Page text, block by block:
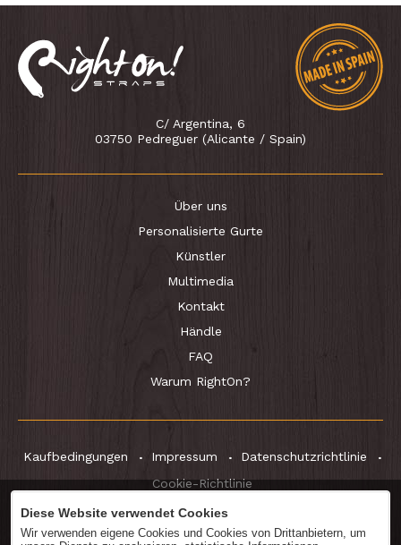
C/ Argentina, 6
03750 Pedreguer (Alicante / Spain)
Über uns
Personalisierte Gurte
Künstler
Multimedia
Kontakt
Händle
FAQ
Warum RightOn?
Kaufbedingungen Impressum
Datenschutzrichtlinie
Cookie-Richtlinie
Diese Website verwendet Cookies
Wir verwenden eigene Cookies und Cookies von Drittanbietern, um